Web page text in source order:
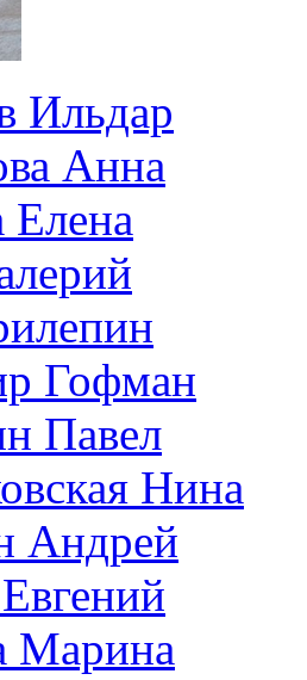
Ильдар
Анна
Елена
Гофман
Павел
Нина
Андрей
Марина